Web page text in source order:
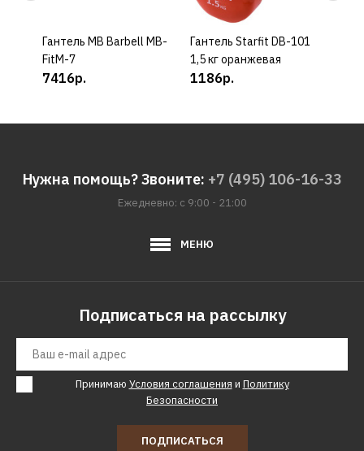
КУПИТЬ
Гантель MB Barbell MB-
FitM-7
7416р.
КУПИТЬ
Гантель Starfit DB-101
1,5 кг оранжевая
1186р.
Нужна помощь? Звоните: +7 (495) 106-16-33
Ежедневно: с 9:00 - 21:00
МЕНЮ
Подписаться на рассылку
Принимаю Условия соглашения и Политику
Безопасности
ПОДПИСАТЬСЯ